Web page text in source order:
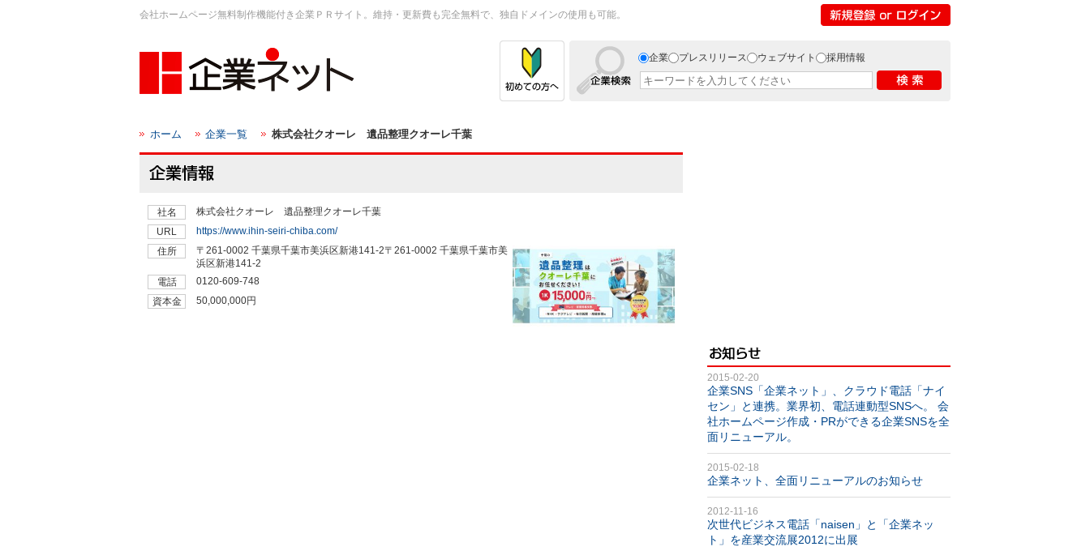
会社ホームページ無料制作機能付き企業ＰＲサイト。維持・更新費も完全無料で、独自ドメインの使用も可能。
企業 プレスリリース ウェブサイト 採用情報
ホーム 企業一覧 株式会社クオーレ 遺品整理クオーレ千葉
社名
株式会社クオーレ 遺品整理クオーレ千葉
URL
https://www.ihin-seiri-chiba.com/
住所
〒261-0002 千葉県千葉市美浜区新港141-2〒261-0002 千葉県千葉市美
浜区新港141-2
電話
0120-609-748
資本金
50,000,000円
2015-02-20
企業SNS「企業ネット」、クラウド電話「ナイ
セン」と連携。業界初、電話連動型SNSへ。 会
社ホームページ作成・PRができる企業SNSを全
面リニューアル。
2015-02-18
企業ネット、全面リニューアルのお知らせ
2012-11-16
次世代ビジネス電話「naisen」と「企業ネッ
ト」を産業交流展2012に出展